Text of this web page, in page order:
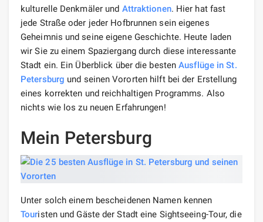
kulturelle Denkmäler und Attraktionen. Hier hat fast
jede Straße oder jeder Hofbrunnen sein eigenes
Geheimnis und seine eigene Geschichte. Heute laden
wir Sie zu einem Spaziergang durch diese interessante
Stadt ein. Ein Überblick über die bestenAusflüge in St.
Petersburg und seinen Vororten hilft bei der Erstellung
eines korrekten und reichhaltigen Programms. Also
nichts wie los zu neuen Erfahrungen!
Mein Petersburg
Unter solch einem bescheidenen Namen kennen
Touristen und Gäste der Stadt eine Sightseeing-Tour, die